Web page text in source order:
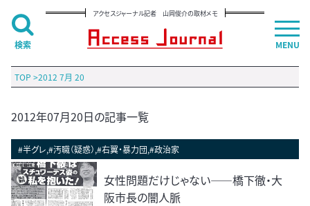
アクセスジャーナル記者 山岡俊介の取材メモ
TOP >2012 7月 20
2012年07月20日の記事一覧
#半グレ,#汚職（疑惑）,#右翼・暴力団,#政治家
女性問題だけじゃない――橋下徹・大
阪市長の闇人脈
MENU
検索